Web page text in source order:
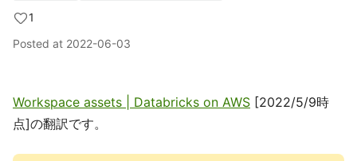
1
Posted at 2022-06-03
Workspace assets | Databricks on AWS [2022/5/9時
点]の翻訳です。